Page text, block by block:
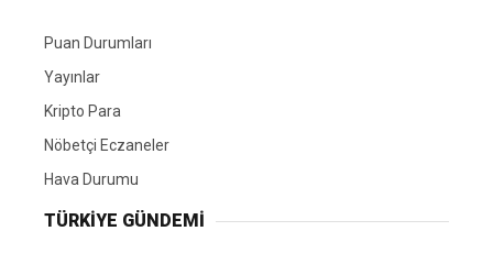
Puan Durumları
Yayınlar
Kripto Para
Nöbetçi Eczaneler
Hava Durumu
TÜRKIYE GÜNDEMI